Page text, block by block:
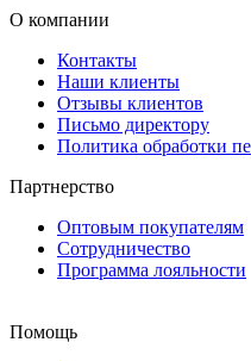
О компании
Контакты
Наши клиенты
Отзывы клиентов
Письмо директору
Политика обработки
Партнерство
Оптовым покупателям
Сотрудничество
Программа лояльности
Помощь